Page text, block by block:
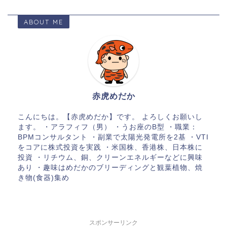
ABOUT ME
赤虎めだか
こんにちは。【赤虎めだか】です。 よろしくお願いし
ます。 ・アラフィフ（男） ・うお座のB型 ・職業：
BPMコンサルタント ・副業で太陽光発電所を2基 ・VTI
をコアに株式投資を実践 ・米国株、香港株、日本株に
投資 ・リチウム、銅、クリーンエネルギーなどに興味
あり ・趣味はめだかのブリーディングと観葉植物、焼
き物(食器)集め
スポンサーリンク